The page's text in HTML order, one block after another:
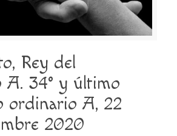
Rey del
A. 34° y último
ordinario A, 22
2020